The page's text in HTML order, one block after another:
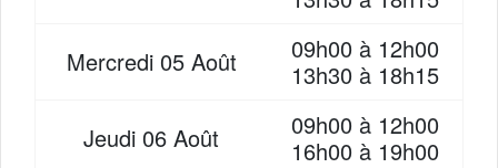
Mercredi 05 Août
09h00 à 12h00
13h30 à 18h15
Jeudi 06 Août
09h00 à 12h00
16h00 à 19h00